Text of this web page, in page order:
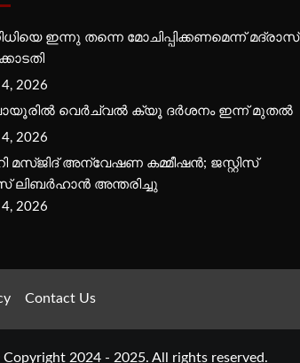
ഇന്നു തന്നെ മോചിപ്പിക്കണമെന്ന് മദ്രാസ്
2026
വെര്‍ച്വല്‍ ക്യൂ ദര്‍ശനം ഇന്ന് മുതല്‍
2026
മസ്ജിദ് അന്വേഷണ കമ്മീഷന്‍; ജസ്റ്റിസ്
ലിബര്‍ഹാന്‍ അന്തരിച്ചു
2026
Contact Us
2024 - 2025. All rights reserved.